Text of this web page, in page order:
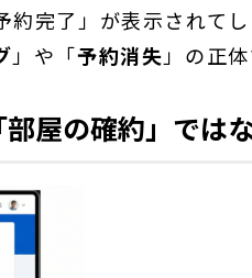
完了」が表示されてし
」や「予約消失 」の正体
屋の確約」では